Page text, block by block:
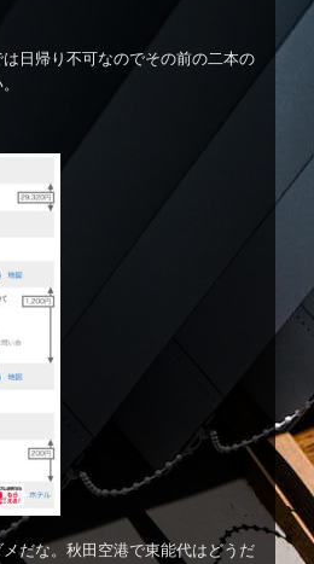
日帰り不可なのでその前の二本の
だな。秋田空港で東能代はどうだ